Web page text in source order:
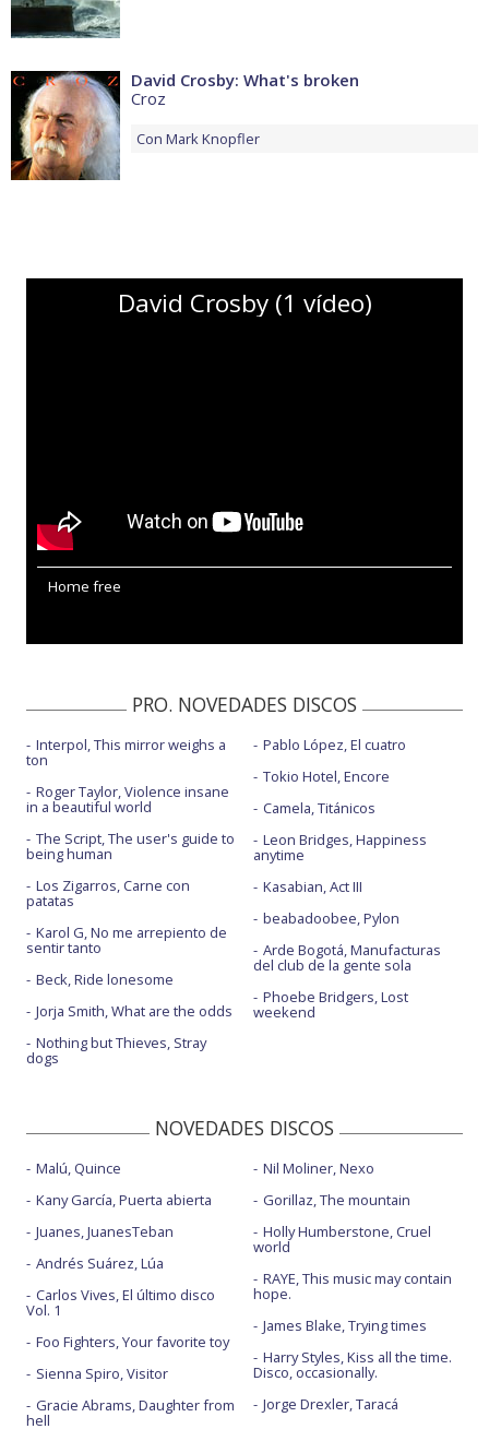
David Crosby: What's broken
Croz
Con Mark Knopfler
David Crosby (1 vídeo)
Home free
PRO. NOVEDADES DISCOS
Interpol, This mirror weighs a
ton
Roger Taylor, Violence insane
in a beautiful world
The Script, The user's guide to
being human
Los Zigarros, Carne con
patatas
Karol G, No me arrepiento de
sentir tanto
Beck, Ride lonesome
Jorja Smith, What are the odds
Nothing but Thieves, Stray
dogs
Pablo López, El cuatro
Tokio Hotel, Encore
Camela, Titánicos
Leon Bridges, Happiness
anytime
Kasabian, Act III
beabadoobee, Pylon
Arde Bogotá, Manufacturas
del club de la gente sola
Phoebe Bridgers, Lost
weekend
NOVEDADES DISCOS
Malú, Quince
Kany García, Puerta abierta
Juanes, JuanesTeban
Andrés Suárez, Lúa
Carlos Vives, El último disco
Vol. 1
Foo Fighters, Your favorite toy
Sienna Spiro, Visitor
Gracie Abrams, Daughter from
hell
Nil Moliner, Nexo
Gorillaz, The mountain
Holly Humberstone, Cruel
world
RAYE, This music may contain
hope.
James Blake, Trying times
Harry Styles, Kiss all the time.
Disco, occasionally.
Jorge Drexler, Taracá